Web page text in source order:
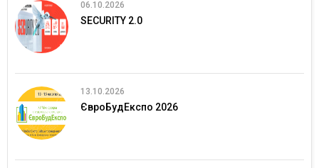
06.10.2026
SECURITY 2.0
13.10.2026
ЄвроБудЕкспо 2026